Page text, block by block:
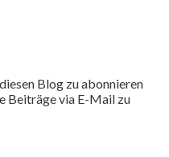
Blog zu abonnieren
Beiträge via E-Mail zu